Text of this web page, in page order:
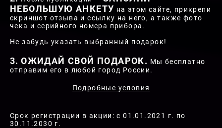
НЕБОЛЬШУЮ АНКЕТУ на этом сайте, прикрепи
скриншот отзыва и ссылку на него, а также фото
чека и серийного номера прибора.
Не забудь указать выбранный подарок!
ОЖИДАЙ СВОЙ ПОДАРОК. Мы бесплатно
отправим его в любой город России.
Подробные условия
Срок регистрации в акции: с 01.01.2021 г. по
30.11.2030 г.